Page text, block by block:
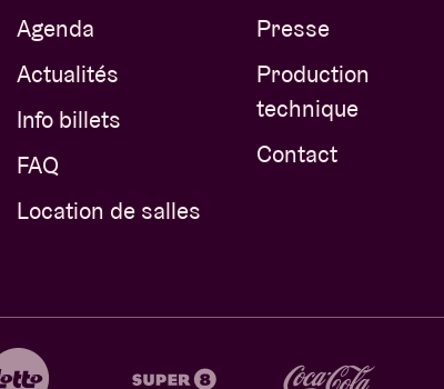
Agenda
Actualités
Info billets
FAQ
Location de salles
Presse
Production
technique
Contact